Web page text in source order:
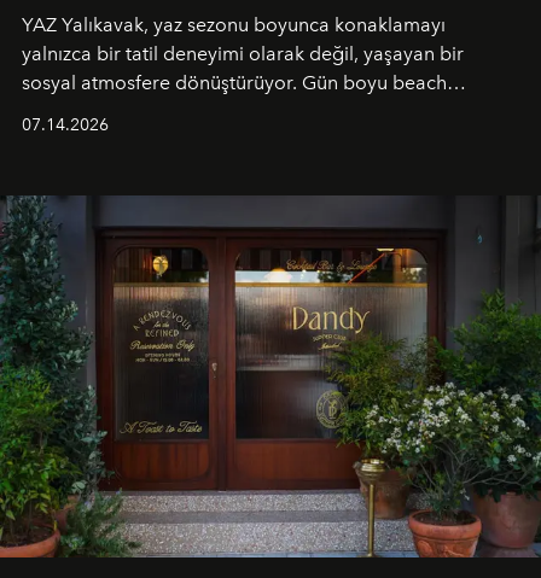
YAZ Yalıkavak, yaz sezonu boyunca konaklamayı
yalnızca bir tatil deneyimi olarak değil, yaşayan bir
sosyal atmosfere dönüştürüyor. Gün boyu beach
tematik gastronomi geceleri misafirlerle buluşuyor.
Paylaşıma, lezzete ve müziğe odaklanan bu özel
akşamlar, YAZ’ın sade lüks anlayışını gün batımından
geceye taşıyarak her hafta farklı bir deneyim sunuyor.
07.14.2026